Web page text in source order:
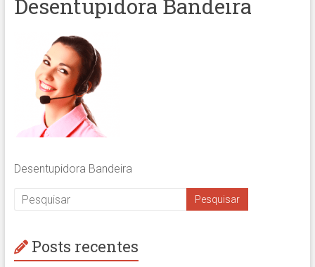
Desentupidora Bandeira
Desentupidora Bandeira
Posts recentes